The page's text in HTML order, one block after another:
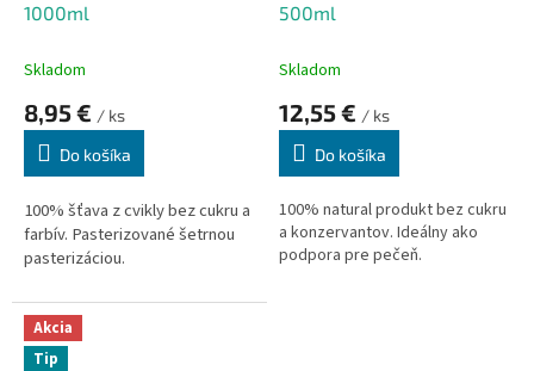
1000ml
Skladom
8,95 € / ks
Do košíka
100% šťava z cvikly bez cukru a
farbív. Pasterizované šetrnou
pasterizáciou.
500ml
Skladom
12,55 € / ks
Do košíka
100% natural produkt bez cukru
a konzervantov. Ideálny ako
podpora pre pečeň.
Akcia
Tip